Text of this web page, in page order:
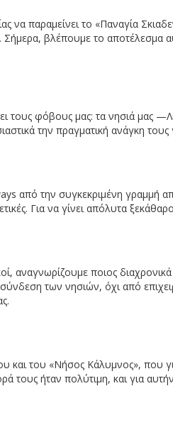
να παραμείνει το «Παναγία
βλέπουμε το αποτέλεσμα
φόβους μας: τα νησιά μας
την πραγματική ανάγκη
από την συγκεκριμένη γραμμή
Για να γίνει απόλυτα
αναγνωρίζουμε ποιος
των νησιών, όχι από
του «Νήσος Κάλυμνος», που
ήταν πολύτιμη, και για